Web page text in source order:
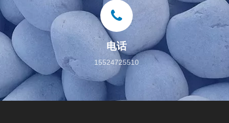
电话
15524725510